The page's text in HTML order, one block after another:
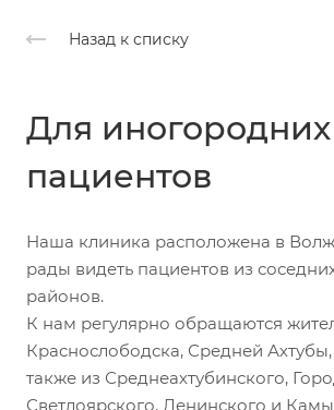
Назад к списку
Для иногородних
пациентов
Наша клиника расположена в
рады видеть пациентов из
районов.
К нам регулярно обращаются
Краснослободска, Средней
также из Среднеахтубинского,
Светлоярского, Ленинского и